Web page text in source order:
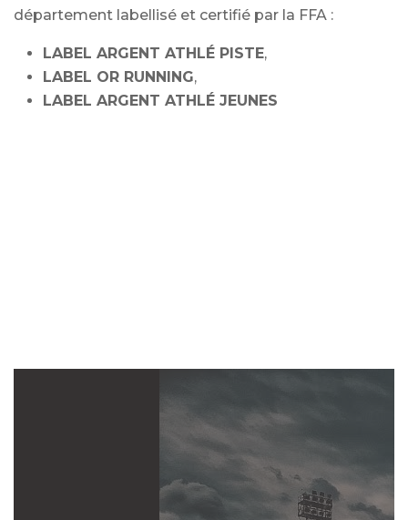
département labellisé et certifié par la FFA :
LABEL ARGENT ATHLÉ PISTE,
LABEL OR RUNNING,
LABEL ARGENT ATHLÉ JEUNES